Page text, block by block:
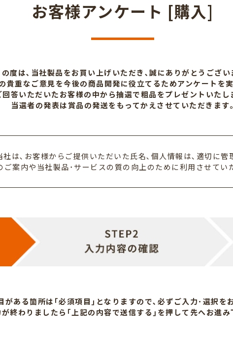
お客様アンケート [購入]
の度は､当社製品をお買い上げいただき､誠にありがとうござい
貴重なご意見を今後の商品開発に役立てるためアンケートを
回答いただいたお客様の中から抽選で粗品をプレゼントいたし
当選者の発表は賞品の発送をもってかえさせていただきます
社は､お客様からご提供いただいた氏名､個人情報は､適切に管
ご案内や当社製品･サービスの質の向上のために利用させてい
がある箇所は ｢必須項目｣となりますので､ 必ずご入力･選択を
が終わりましたら ｢上記の内容で送信する｣を押して 先へお進